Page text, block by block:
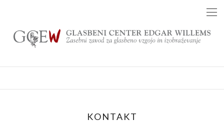
content
KONTAKT